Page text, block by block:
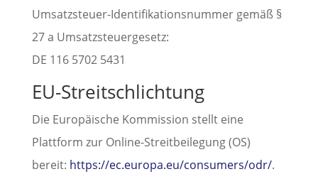
Umsatzsteuer-Identifikationsnummer gemäß §
27 a Umsatzsteuergesetz:
DE 116 5702 5431
EU-Streitschlichtung
Die Europäische Kommission stellt eine
Plattform zur Online-Streitbeilegung (OS)
bereit: https://ec.europa.eu/consumers/odr/.